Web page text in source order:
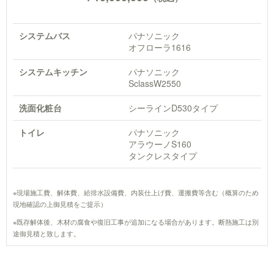
システムバス
パナソニック
オフローラ1616
システムキッチン
パナソニック
SclassW2550
洗面化粧台
シーラインD530タイプ
トイレ
パナソニック
アラウーノS160
タンクレスタイプ
※現場施工費、解体費、給排水設備費、内装仕上げ費、運搬費等含む（概算のため
現地確認の上御見積をご提示）
※既存解体後、木材の腐食や復旧工事が追加になる場合があります。断熱施工は別
途御見積と致します。